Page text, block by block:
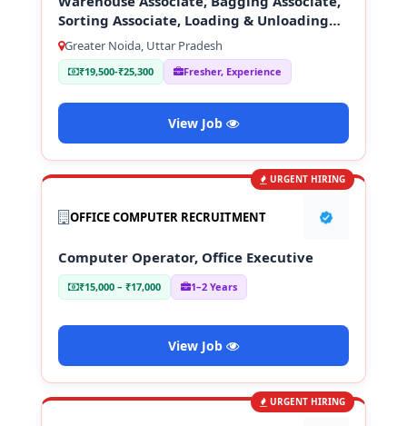
Sorting Associate, Loading & Unloading
Staff
Greater Noida, Uttar Pradesh
₹19,500-₹25,300 Fresher, Experience
View Job
URGENT HIRING
OFFICE COMPUTER RECRUITMENT
Computer Operator, Office Executive
₹15,000 – ₹17,000 1–2 Years
View Job
URGENT HIRING